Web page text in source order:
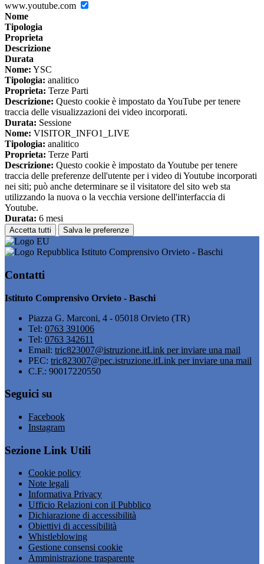
www.youtube.com
Nome
Tipologia
Proprieta
Descrizione
Durata
Nome: YSC
Tipologia: analitico
Proprieta: Terze Parti
Descrizione: Questo cookie è impostato da YouTube per tenere
traccia delle visualizzazioni dei video incorporati.
Durata: Sessione
Nome: VISITOR_INFO1_LIVE
Tipologia: analitico
Proprieta: Terze Parti
Descrizione: Questo cookie è impostato da Youtube per tenere
traccia delle preferenze dell'utente per i video di Youtube incorporati
nei siti; può anche determinare se il visitatore del sito web sta
utilizzando la nuova o la vecchia versione dell'interfaccia di
Youtube.
Durata: 6 mesi
Accetta tutti Salva le preferenze
Istituto Comprensivo Orvieto - Baschi
Contatti
Istituto Comprensivo Orvieto - Baschi
Piazza G. Marconi, 4 - 05018 Orvieto (TR)
Tel: 0763 391006
Tel: 0763 342611
Email: tric823007@istruzione.itLink per inviare una mail
PEC: tric823007@pec.istruzione.itLink per inviare una mail
C.F.: 90017220550
Seguici su
Facebook
Instagram
Sezione Link Utili
Cookie policy
Note legali
Informativa Privacy
Ufficio Relazioni con il Pubblico
Dichiarazione di accessibilità
Obiettivi di accessibilità
Whistleblowing
Gestione consensi cookie
Amministrazione trasparente